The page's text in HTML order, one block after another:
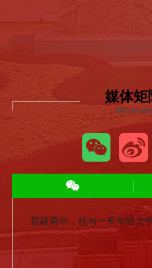
媒体矩
MEDIA MIX
新疆两年，他与一所年轻大